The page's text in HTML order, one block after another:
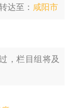
达至： 咸阳市
，栏目组将及